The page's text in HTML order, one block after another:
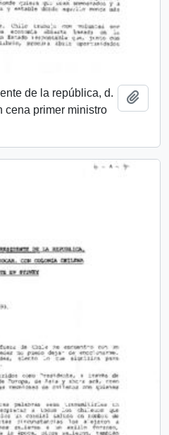
de la república, d.
cena primer ministro